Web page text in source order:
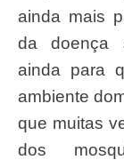
ainda mais
da doença
ainda para
ambiente
que muitas
dos